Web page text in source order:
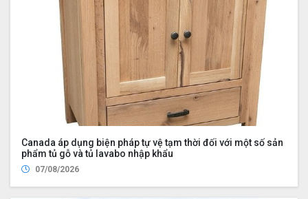
Canada áp dụng biện pháp tự vệ tạm thời đối với một số sản
phẩm tủ gỗ và tủ lavabo nhập khẩu
07/08/2026